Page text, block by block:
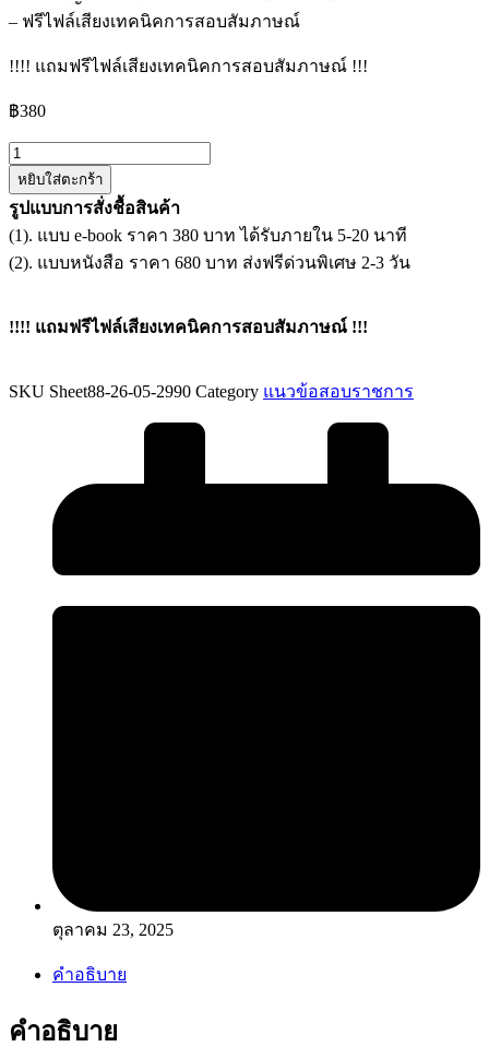
– ฟรีไฟล์เสียงเทคนิคการสอบสัมภาษณ์
!!!! แถมฟรีไฟล์เสียงเทคนิคการสอบสัมภาษณ์ !!!
฿380
จำนวน
แนว
ข้อสอบ
พนักงาน
คอมพิวเตอร์
พัฒนา
สวัสดิการ
หยิบใส่ตะกร้า
รูปแบบการสั่งชื้อสินค้า
(1). แบบ e-book ราคา 380 บาท ได้รับภายใน 5-20 นาที
(2). แบบหนังสือ ราคา 680 บาท ส่งฟรีด่วนพิเศษ 2-3 วัน
!!!! แถมฟรีไฟล์เสียงเทคนิคการสอบสัมภาษณ์ !!!
SKU Sheet88-26-05-2990 Category แนวข้อสอบราชการ
ตุลาคม 23, 2025
คำอธิบาย
คำอธิบาย